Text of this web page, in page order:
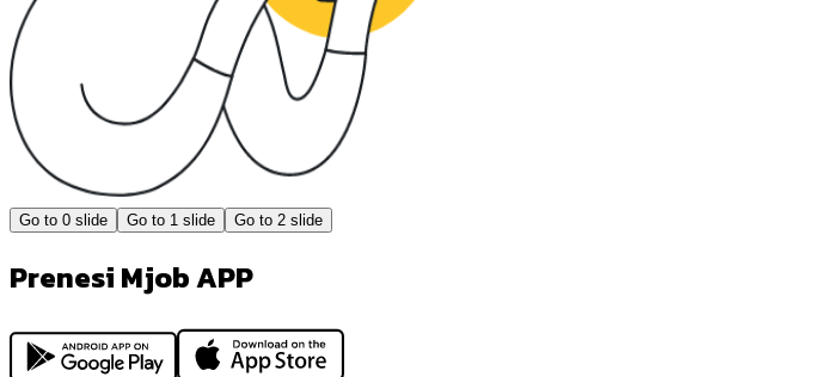
Go to 0 slide Go to 1 slide Go to 2 slide
Prenesi Mjob APP